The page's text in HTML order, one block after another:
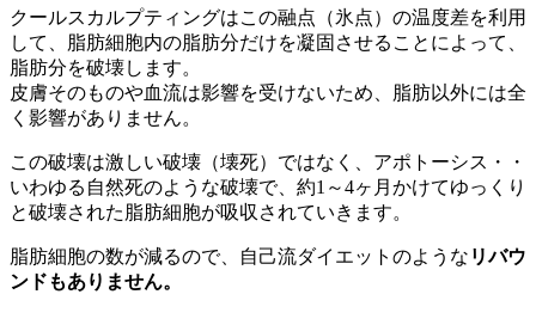
クールスカルプティングはこの融点（氷点）の温度差を利用
して、脂肪細胞内の脂肪分だけを凝固させることによって、
脂肪分を破壊します。
皮膚そのものや血流は影響を受けないため、脂肪以外には全
く影響がありません。
この破壊は激しい破壊（壊死）ではなく、アポトーシス・・
いわゆる自然死のような破壊で、約1～4ヶ月かけてゆっくり
と破壊された脂肪細胞が吸収されていきます。
脂肪細胞の数が減るので、自己流ダイエットのような リバウ
ンドもありません。